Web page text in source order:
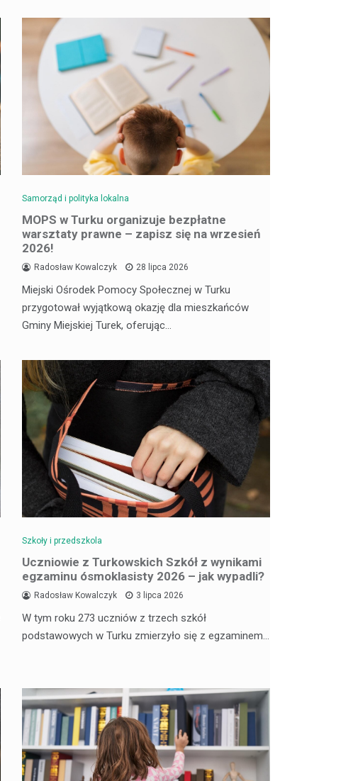
Samorząd i polityka lokalna
MOPS w Turku organizuje bezpłatne
warsztaty prawne – zapisz się na wrzesień
2026!
Radosław Kowalczyk 28 lipca 2026
Miejski Ośrodek Pomocy Społecznej w Turku
przygotował wyjątkową okazję dla mieszkańców
Gminy Miejskiej Turek, oferując…
Szkoły i przedszkola
Uczniowie z Turkowskich Szkół z wynikami
egzaminu ósmoklasisty 2026 – jak wypadli?
Radosław Kowalczyk 3 lipca 2026
W tym roku 273 uczniów z trzech szkół
podstawowych w Turku zmierzyło się z egzaminem…